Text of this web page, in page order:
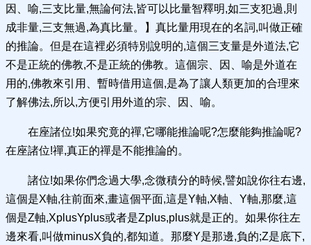
因、喻,三支比量,無論何法,皆可以比量智釋明,如三支犯過,則
成非量,三支無過,為真比量。】真比量用現在的名詞,叫做正確
的推論。但是在這裡必須特別說明的,這個三支量是外道法,它
不是正統的佛教,不是正統的佛教。這個宗、因、喻是外道在
用的,佛教來引用、暫時借用這個,是為了讓人類更加的合理來
了解佛法,所以,方便引用外道的宗、因、喻。
在座諸位!如果究竟的禪,它哪能推論呢?怎麼能夠推論呢?
在座諸位!禪,真正的禪是不能推論的。
諸位!如果你們念過大學,念微積分的時候,譬如說你往右邊,
這個是X軸,往前面來,畫這個平面,這是Y軸,X軸、Y軸,那麼,這
個是Z軸,XplusYplus或者是Zplus,plus就是正的。如果你往左
邊來看,叫做minusX負的,都知道。那麼Y是那邊,負的;Z是底下,